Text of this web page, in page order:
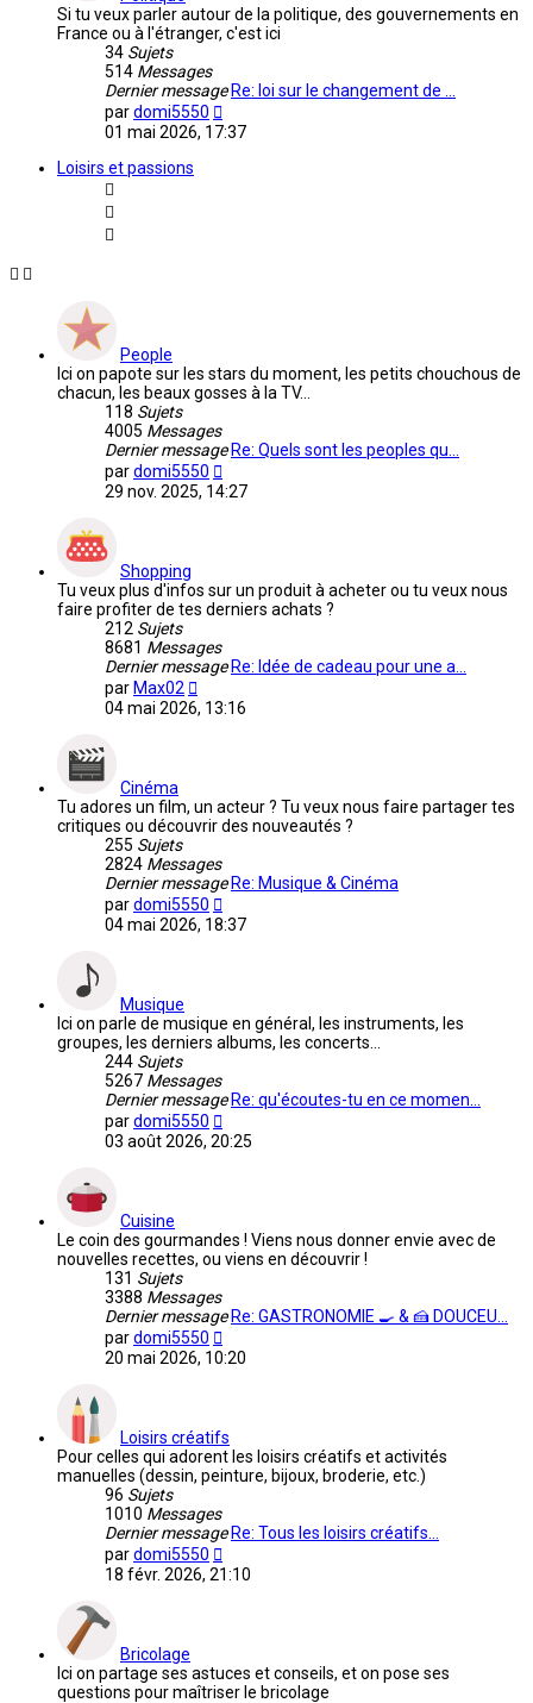
Si tu veux parler autour de la politique, des gouvernements en
France ou à l'étranger, c'est ici
34 Sujets
514 Messages
Dernier message Re: loi sur le changement de …
pardomi5550
le
01 mai 2026, 17:37
Loisirs et passions
People
Ici on papote sur les stars du moment, les petits chouchous de
chacun, les beaux gosses à la TV...
118 Sujets
4005 Messages
Dernier message Re: Quels sont les peoples qu…
pardomi5550
le
29 nov. 2025, 14:27
Shopping
Tu veux plus d'infos sur un produit à acheter ou tu veux nous
faire profiter de tes derniers achats ?
212 Sujets
8681 Messages
Dernier message Re: Idée de cadeau pour une a…
par Max02
le
dernier
04 mai 2026, 13:16
Cinéma
Tu adores un film, un acteur ? Tu veux nous faire partager tes
critiques ou découvrir des nouveautés ?
255 Sujets
2824 Messages
Dernier message Re: Musique & Cinéma
pardomi5550
le
04 mai 2026, 18:37
Musique
Ici on parle de musique en général, les instruments, les
groupes, les derniers albums, les concerts...
244 Sujets
5267 Messages
Dernier message Re: qu'écoutes-tu en ce momen…
pardomi5550
le
03 août 2026, 20:25
Cuisine
Le coin des gourmandes ! Viens nous donner envie avec de
nouvelles recettes, ou viens en découvrir !
131 Sujets
3388 Messages
Dernier message Re: GASTRONOMIE 🍳 & 🍰 DOUCEU…
pardomi5550
le
20 mai 2026, 10:20
Loisirs créatifs
Pour celles qui adorent les loisirs créatifs et activités
manuelles (dessin, peinture, bijoux, broderie, etc.)
96 Sujets
1010 Messages
Dernier message Re: Tous les loisirs créatifs…
pardomi5550
le
18 févr. 2026, 21:10
Bricolage
Ici on partage ses astuces et conseils, et on pose ses
questions pour maîtriser le bricolage